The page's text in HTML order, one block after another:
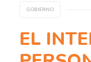
GOBIERNO
EL